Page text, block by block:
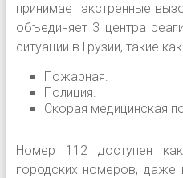
принимает экстренные
объединяет 3 центра
ситуации в Грузии, такие
Пожарная.
Полиция.
Скорая медицинская
Номер 112 доступен
городских номеров, даже